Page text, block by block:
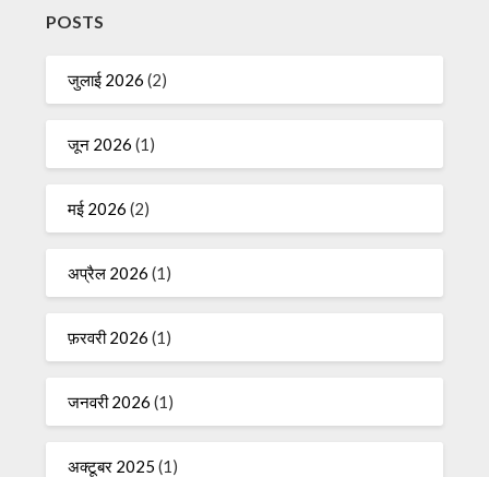
POSTS
जुलाई 2026 (2)
जून 2026 (1)
मई 2026 (2)
अप्रैल 2026 (1)
फ़रवरी 2026 (1)
जनवरी 2026 (1)
अक्टूबर 2025 (1)